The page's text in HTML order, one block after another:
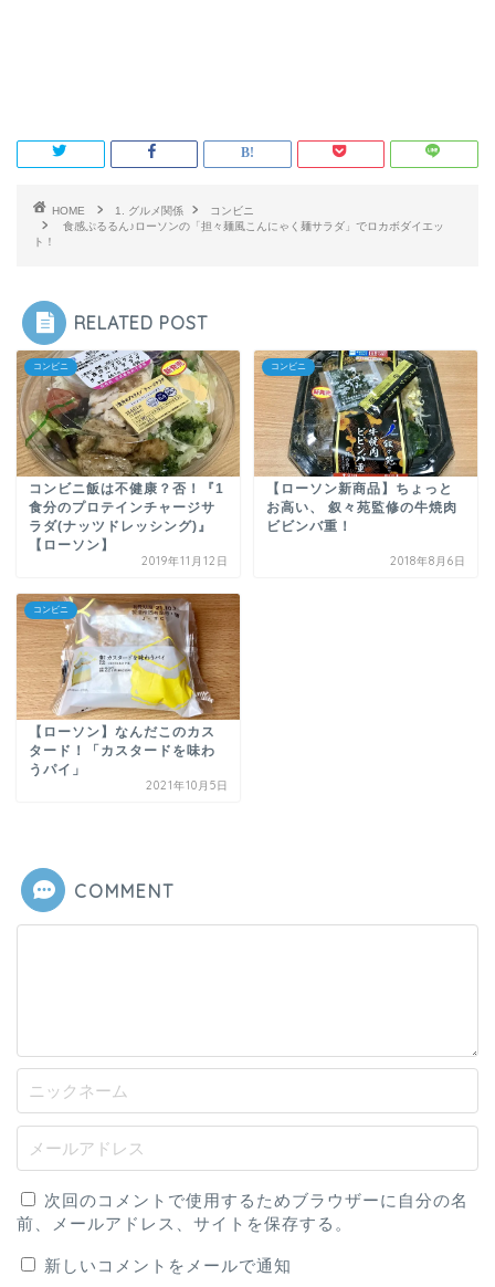
HOME 1. グルメ関係
コンビニ
食感ぷるるん♪ローソンの「担々麺風こんにゃく麺サラダ」でロカボダイエッ
ト！
RELATED POST
コンビニ
コンビニ飯は不健康？否！『1
食分のプロテインチャージサ
ラダ(ナッツドレッシング)』
【ローソン】
2019年11月12日
コンビニ
【ローソン新商品】ちょっと
お高い、 叙々苑監修の牛焼肉
ビビンバ重！
2018年8月6日
コンビニ
【ローソン】なんだこのカス
タード！「カスタードを味わ
うパイ」
2021年10月5日
COMMENT
次回のコメントで使用するためブラウザーに自分の名
前、メールアドレス、サイトを保存する。
新しいコメントをメールで通知